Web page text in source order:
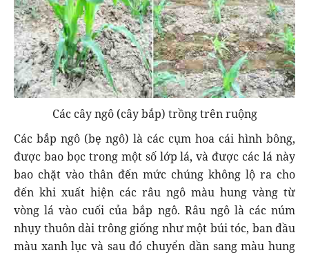
Các cây ngô (cây bắp) trồng trên ruộng
Các bắp ngô (bẹ ngô) là các cụm hoa cái hình bông,
được bao bọc trong một số lớp lá, và được các lá này
bao chặt vào thân đến mức chúng không lộ ra cho
đến khi xuất hiện các râu ngô màu hung vàng từ
vòng lá vào cuối của bắp ngô. Râu ngô là các núm
nhụy thuôn dài trông giống như một búi tóc, ban đầu
màu xanh lục và sau đó chuyển dần sang màu hung